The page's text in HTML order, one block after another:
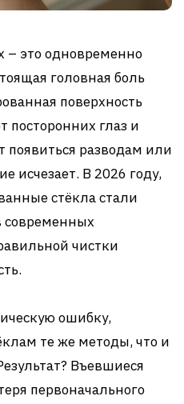
– это одновременно
головная боль
поверхность
посторонних глаз и
появиться разводам или
исчезает. В 2026 году,
стёкла стали
современных
чистки
ошибку,
те же методы, что и
Въевшиеся
первоначального